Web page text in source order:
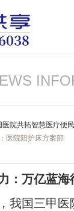
院共拓智慧医疗便民
医院陪护床方案部
：万亿蓝海
我国三甲